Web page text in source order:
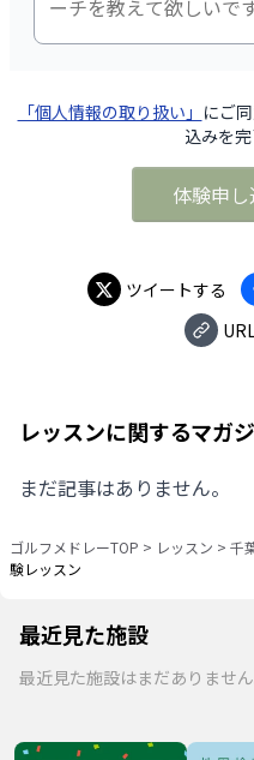
「個人情報の取り扱い」 にご
込みを完
体験申
ツイートする
レッスンに関するマガ
まだ記事はありません。
ゴルフメドレーTOP > レッスン > 千
験レッスン
最近見た施設
最近見た施設はまだありません